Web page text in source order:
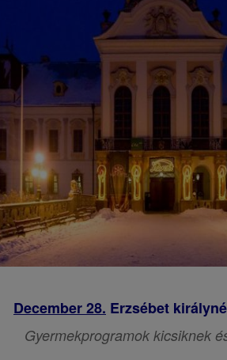
December 28. Erzsébet
Gyermekprogramok kicsiknek